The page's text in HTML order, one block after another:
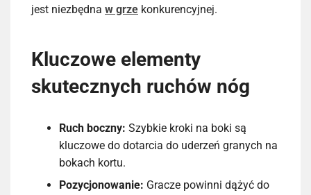
jest niezbędna w grze konkurencyjnej.
Kluczowe elementy
skutecznych ruchów nóg
Ruch boczny: Szybkie kroki na boki są
kluczowe do dotarcia do uderzeń granych na
bokach kortu.
Pozycjonowanie: Gracze powinni dążyć do